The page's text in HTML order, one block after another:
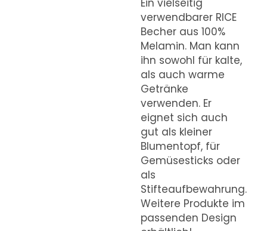
verwendbarer RICE
Becher aus 100%
Melamin. Man kann
ihn sowohl für kalte,
als auch warme
Getränke
verwenden. Er
eignet sich auch
gut als kleiner
Blumentopf, für
Gemüsesticks oder
als
Stifteaufbewahrung.
Weitere Produkte im
passenden Design